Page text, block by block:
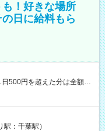
！好きな場所
日に給料もら
す ★日払いOK！
GET♪ お仕事後はコンビニ
：千葉駅）